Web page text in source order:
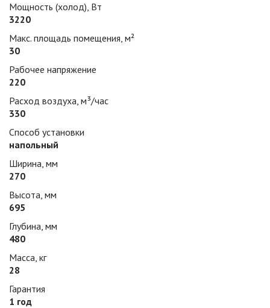
Мощность (холод), Вт
3220
Макс. площадь помещения, м²
30
Рабочее напряжение
220
Расход воздуха, м³/час
330
Способ установки
напольный
Ширина, мм
270
Высота, мм
695
Глубина, мм
480
Масса, кг
28
Гарантия
1 год